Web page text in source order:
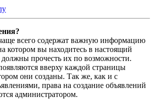
всего содержат важную информацию
котором вы находитесь в настоящий
прочесть их по возможности.
вверху каждой страницы
они созданы. Так же, как и с
права на создание объявлений
администратором.